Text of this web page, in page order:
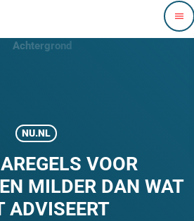
menu
NU.NL
VOOR
MILDER DAN WAT
ADVISEERT